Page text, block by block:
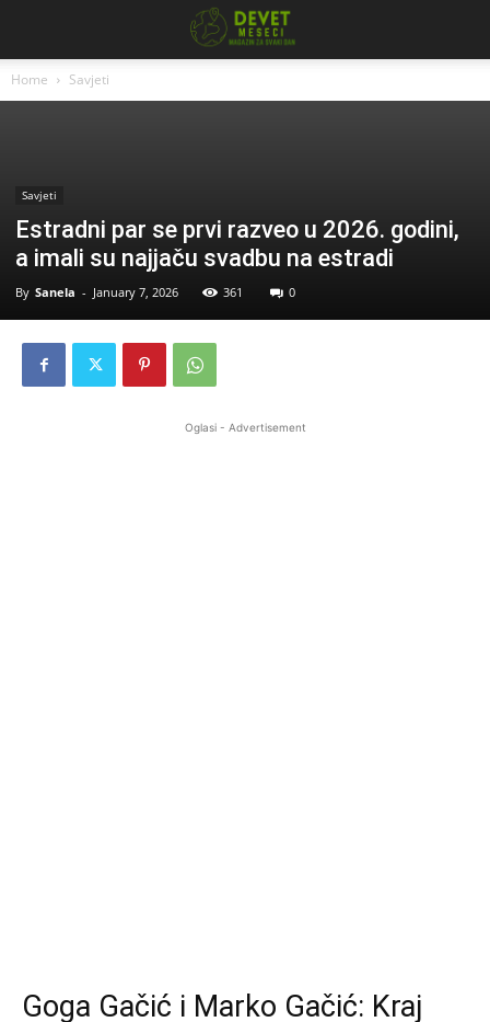
Home Savjeti
Savjeti
Estradni par se prvi razveo u 2026. godini,
a imali su najjaču svadbu na estradi
By Sanela - January 7, 2026 361 0
Oglasi - Advertisement
Goga Gačić i Marko Gačić: Kraj